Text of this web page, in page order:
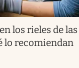
los rieles de las
lo recomiendan